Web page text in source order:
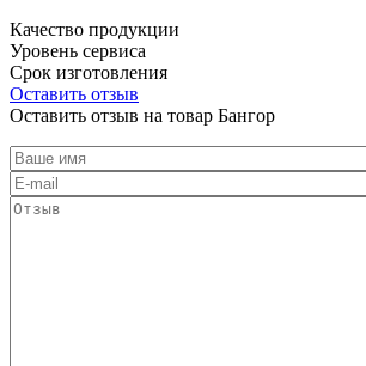
Качество продукции
Уровень сервиса
Срок изготовления
Оставить отзыв
Оставить отзыв на товар Бангор